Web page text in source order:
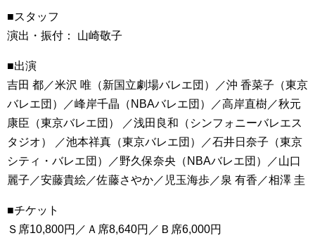
■スタッフ
演出・振付： 山崎敬子
■出演
吉田 都／米沢 唯（新国立劇場バレエ団）／沖 香菜子（東京
バレエ団）／峰岸千晶（NBAバレエ団）／高岸直樹／秋元
康臣（東京バレエ団） ／浅田良和（シンフォニーバレエス
タジオ） ／池本祥真（東京バレエ団）／石井日奈子（東京
シティ・バレエ団）／野久保奈央（NBAバレエ団）／山口
麗子／安藤貴絵／佐藤さやか／児玉海歩／泉 有香／相澤 圭
■チケット
Ｓ席10,800円／Ａ席8,640円／Ｂ席6,000円